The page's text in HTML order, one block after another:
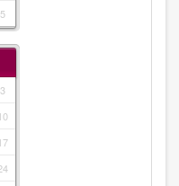
5
3
10
17